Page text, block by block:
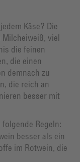
Käse? Die
Milcheiweiß, viel
die feinen
die einen
demnach zu
die reich an
besser mit
Regeln:
besser als ein
im Rotwein, die